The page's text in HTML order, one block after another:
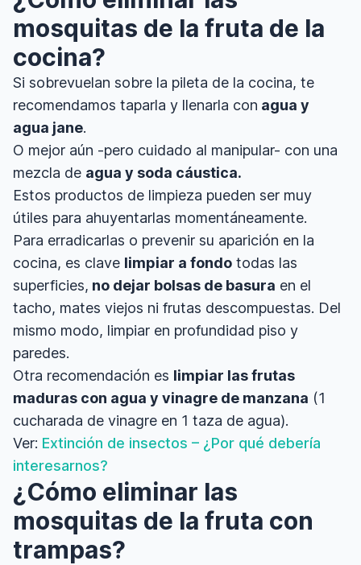
mosquitas de la fruta de la
cocina?
Si sobrevuelan sobre la pileta de la cocina, te
recomendamos taparla y llenarla con agua y
agua jane.
O mejor aún -pero cuidado al manipular- con una
mezcla de agua y soda cáustica.
Estos productos de limpieza pueden ser muy
útiles para ahuyentarlas momentáneamente.
Para erradicarlas o prevenir su aparición en la
cocina, es clave limpiar a fondo todas las
superficies, no dejar bolsas de basura en el
tacho, mates viejos ni frutas descompuestas. Del
mismo modo, limpiar en profundidad piso y
paredes.
Otra recomendación es limpiar las frutas
maduras con agua y vinagre de manzana (1
cucharada de vinagre en 1 taza de agua).
Ver: Extinción de insectos – ¿Por qué debería
interesarnos?
¿Cómo eliminar las
mosquitas de la fruta con
trampas?